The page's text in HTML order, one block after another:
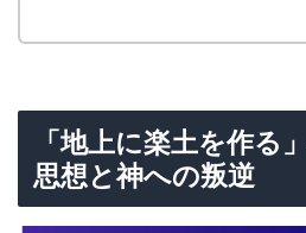
「地上に楽土を作る
思想と神への叛逆